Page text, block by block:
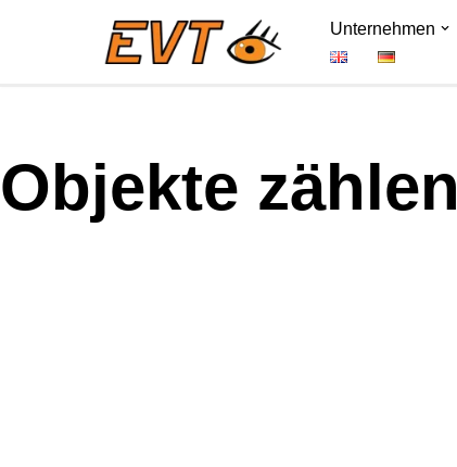
Unternehmen
Objekte zählen